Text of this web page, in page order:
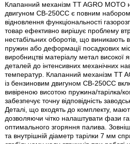
Клапанний механізм TT AGRO MOTO
двигуном CB-250СС є повним
відновлення функціональності
товар ефективно вирішує проблему
нестабільних оборотів, що виникають
пружин або деформації посадкових
виробництві матеріалу метал високої
деталей до інтенсивних механічних
температур. Клапанний механізм TT
із бензиновим двигуном CB-250СС
вивіреною висотою пружина/тарілка/
забезпечує точну відповідність
Деталі, що входять до комплекту,
дозволяючи чітко налаштувати фази
оптимального згоряння палива.
та внутрішній діаметр тарілки 7 мм